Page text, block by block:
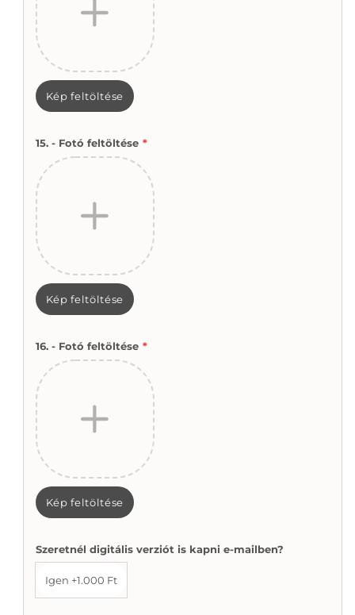
Kép feltöltése
15. - Fotó feltöltése *
Kép feltöltése
16. - Fotó feltöltése *
Kép feltöltése
Szeretnél digitális verziót is kapni e-mailben?
Igen +1.000 Ft